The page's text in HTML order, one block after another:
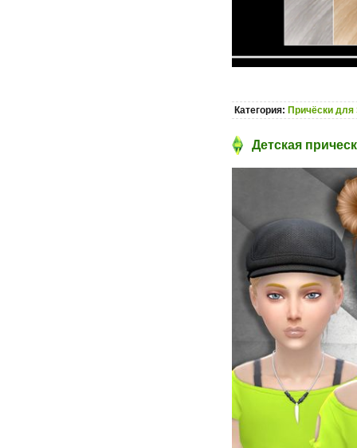
Категория: Причёски для
Детская